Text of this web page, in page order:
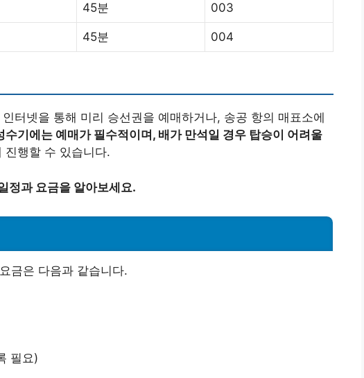
45분 003
45분 004
터넷을 통해 미리 승선권을 예매하거나, 송공 항의 매표소에
수기에는 예매가 필수적이며, 배가 만석일 경우 탑승이 어려울
진행할 수 있습니다.
정과 요금을 알아보세요.
금은 다음과 같습니다.
필요)